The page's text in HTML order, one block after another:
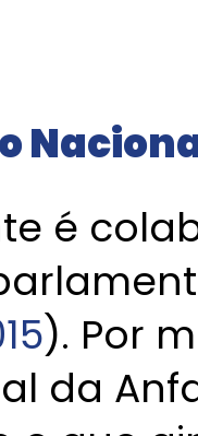
é
). Por
da